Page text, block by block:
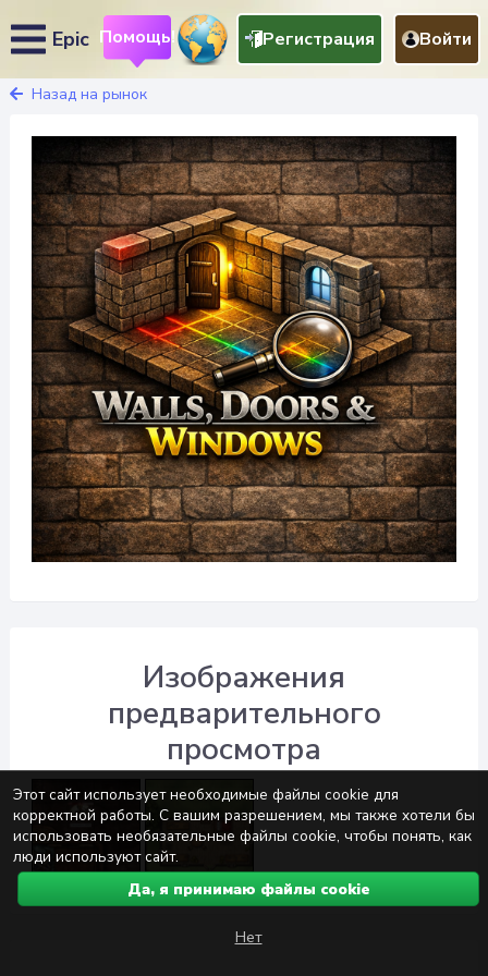
Epic Помощь! Регистрация Войти
Назад на рынок
Изображения
предварительного
просмотра
Этот сайт использует необходимые файлы cookie для
корректной работы. С вашим разрешением, мы также хотели бы
использовать необязательные файлы cookie, чтобы понять, как
люди используют сайт.
Да, я принимаю файлы cookie
Нет